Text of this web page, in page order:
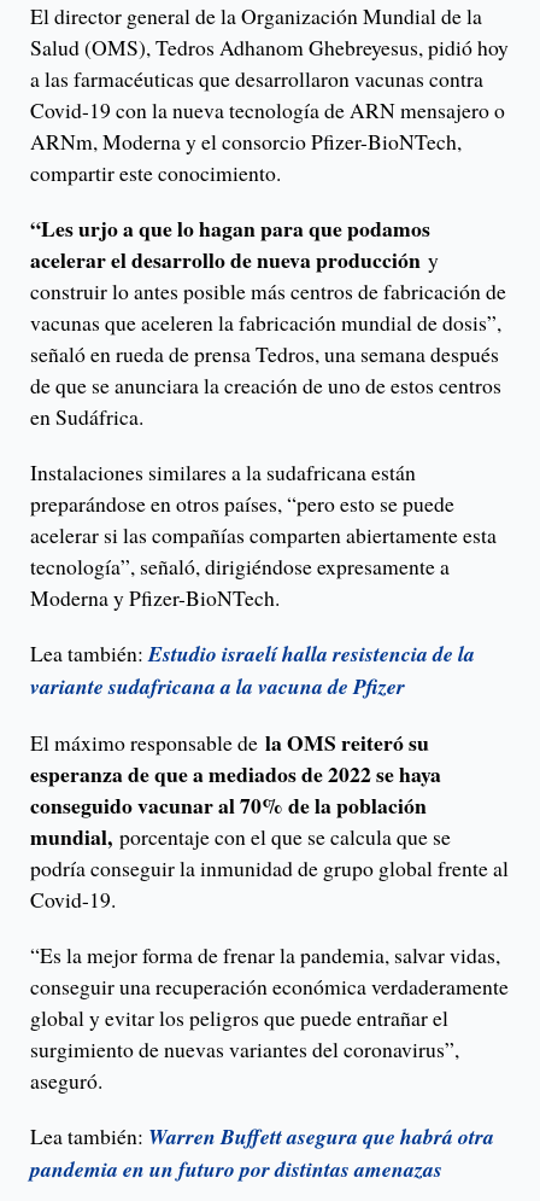
El director general de la Organización Mundial de la
Salud (OMS), Tedros Adhanom Ghebreyesus, pidió hoy
a las farmacéuticas que desarrollaron vacunas contra
Covid-19 con la nueva tecnología de ARN mensajero o
ARNm, Moderna y el consorcio Pfizer-BioNTech,
compartir este conocimiento.
“Les urjo a que lo hagan para que podamos
acelerar el desarrollo de nueva producción y
construir lo antes posible más centros de fabricación de
vacunas que aceleren la fabricación mundial de dosis”,
señaló en rueda de prensa Tedros, una semana después
de que se anunciara la creación de uno de estos centros
en Sudáfrica.
Instalaciones similares a la sudafricana están
preparándose en otros países, “pero esto se puede
acelerar si las compañías comparten abiertamente esta
tecnología”, señaló, dirigiéndose expresamente a
Moderna y Pfizer-BioNTech.
Lea también:Estudio israelí halla resistencia de la
variante sudafricana a la vacuna de Pfizer
El máximo responsable de la OMS reiteró su
esperanza de que a mediados de 2022 se haya
conseguido vacunar al 70% de la población
mundial, porcentaje con el que se calcula que se
podría conseguir la inmunidad de grupo global frente al
Covid-19.
“Es la mejor forma de frenar la pandemia, salvar vidas,
conseguir una recuperación económica verdaderamente
global y evitar los peligros que puede entrañar el
surgimiento de nuevas variantes del coronavirus”,
aseguró.
Lea también: Warren Buffett asegura que habrá otra
pandemia en un futuro por distintas amenazas